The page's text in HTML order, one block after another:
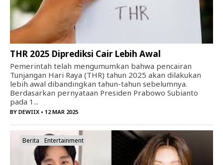
THR 2025 Diprediksi Cair Lebih Awal
Pemerintah telah mengumumkan bahwa pencairan
Tunjangan Hari Raya (THR) tahun 2025 akan dilakukan
lebih awal dibandingkan tahun-tahun sebelumnya.
Berdasarkan pernyataan Presiden Prabowo Subianto
pada 1...
BY DEWIIX • 12 MAR 2025
Berita Entertainment